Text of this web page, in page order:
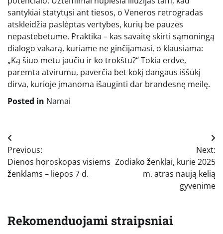
santykiai statytųsi ant tiesos, o Veneros retrogradas
atskleidžia paslėptas vertybes, kurių be pauzės
nepastebėtume. Praktika – kas savaitę skirti sąmoningą
dialogo vakarą, kuriame ne ginčijamasi, o klausiama:
„Ką šiuo metu jaučiu ir ko trokštu?“ Tokia erdvė,
paremta atvirumu, paverčia bet kokį dangaus iššūkį
dirva, kurioje įmanoma išauginti dar brandesnę meilę.
Posted in Namai
Navigacija
tarp
įrašų
Previous:
Dienos horoskopas visiems
ženklams – liepos 7 d.
Next:
Zodiako ženklai, kurie 2025
m. atras naują kelią
gyvenime
Rekomenduojami straipsniai